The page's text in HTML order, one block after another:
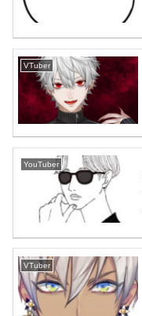
VTuber
YouTuber
VTuber